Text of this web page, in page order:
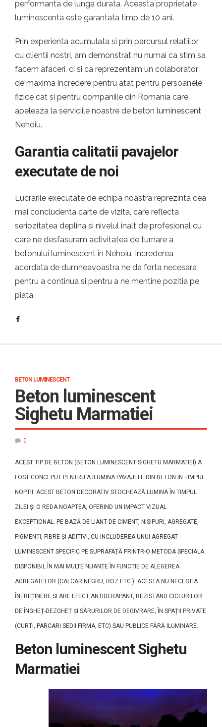
performanta de lunga durata. Aceasta proprietate
luminescenta este garantata timp de 10 ani.
Prin experienta acumulata si prin parcursul relatiilor
cu clientii nostri, am demonstrat nu numai ca stim sa
facem afaceri, ci si ca reprezentam un colaborator
de maxima incredere pentru atat pentru persoanele
fizice cat si pentru companiile din Romania care
apeleaza la serviciile noastre de beton luminescent
Nehoiu.
Garantia calitatii pavajelor
executate de noi
Lucrarile executate de echipa noastra reprezinta cea
mai concludenta carte de vizita, care reflecta
seriozitatea deplina si nivelul inalt de profesional cu
care ne desfasuram activitatea de turnare a
betonului luminescent in Nehoiu. Increderea
acordata de dumneavoastra ne da forta necesara
pentru a continua si pentru a ne mentine pozitia pe
piata.
BETON LUMINESCENT
Beton luminescent
Sighetu Marmatiei
0
ACEST TIP DE BETON (BETON LUMINESCENT SIGHETU MARMATIEI) A
FOST CONCEPUT PENTRU A ILUMINA PAVAJELE DIN BETON IN TIMPUL
NOPTII. ACEST BETON DECORATIV STOCHEAZĂ LUMINA ÎN TIMPUL
ZILEI ȘI O REDA NOAPTEA, OFERIND UN IMPACT VIZUAL
EXCEPTIONAL. PE BAZĂ DE LIANT DE CIMENT, NISIPURI, AGREGATE,
PIGMENȚI, FIBRE ȘI ADITIVI, CU INCLUDEREA UNUI AGREGAT
LUMINESCENT SPECIFIC PE SUPRAFAȚĂ PRINTR-O METODA SPECIALA.
DISPONIBIL ÎN MAI MULTE NUANȚE ÎN FUNCȚIE DE ALEGEREA
AGREGATELOR (CALCAR NEGRU, ROZ ETC.). ACESTA NU NECESTIA
ÎNTREȚINERE SI ARE EFECT ANTIDERAPANT, REZISTAND CICLURILOR
DE ÎNGHEȚ-DEZGHEȚ ȘI SĂRURILOR DE DEGIVRARE, ÎN SPAȚII PRIVATE
(CURTI, PARCARI SEDII FIRMA, ETC) SAU PUBLICE FĂRĂ ILUMINARE.
Beton luminescent Sighetu
Marmatiei